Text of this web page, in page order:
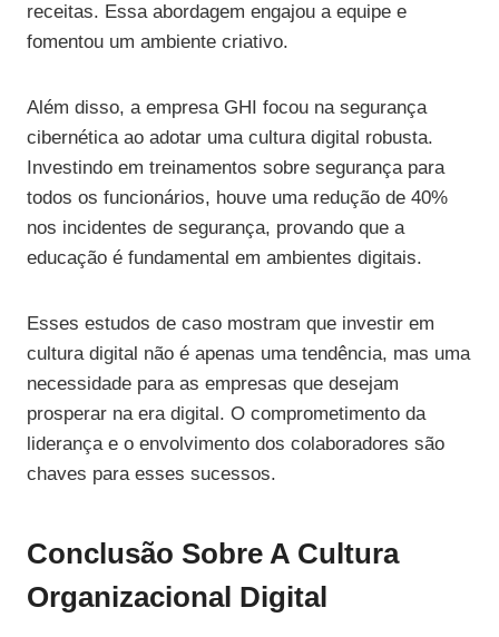
receitas. Essa abordagem engajou a equipe e
fomentou um ambiente criativo.
Além disso, a empresa GHI focou na segurança
cibernética ao adotar uma cultura digital robusta.
Investindo em treinamentos sobre segurança para
todos os funcionários, houve uma redução de 40%
nos incidentes de segurança, provando que a
educação é fundamental em ambientes digitais.
Esses estudos de caso mostram que investir em
cultura digital não é apenas uma tendência, mas uma
necessidade para as empresas que desejam
prosperar na era digital. O comprometimento da
liderança e o envolvimento dos colaboradores são
chaves para esses sucessos.
Conclusão Sobre A Cultura
Organizacional Digital